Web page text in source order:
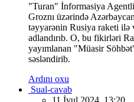
"Turan" İnformasiya
Groznı üzərində
təyyarənin Rusiya raketi ilə
adlandırıb. O, bu fikirləri
yayımlanan "Müasir
səsləndirib.
Ardını oxu
Sual-cavab
11 İyul 2024, 13:20